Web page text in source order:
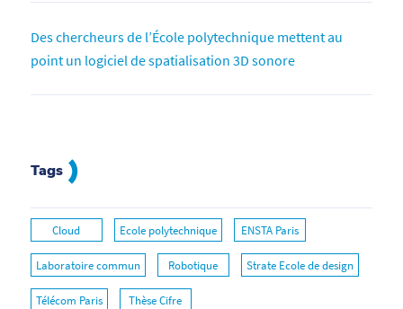
Des chercheurs de l’École polytechnique mettent au
point un logiciel de spatialisation 3D sonore
Tags
Cloud Ecole polytechnique ENSTA Paris
Laboratoire commun Robotique Strate Ecole de design
Télécom Paris Thèse Cifre